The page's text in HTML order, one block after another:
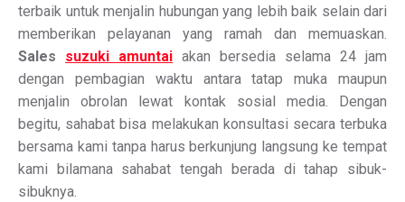
terbaik untuk menjalin hubungan yang lebih baik selain dari
memberikan pelayanan yang ramah dan memuaskan.
Sales suzuki amuntai akan bersedia selama 24 jam
dengan pembagian waktu antara tatap muka maupun
menjalin obrolan lewat kontak sosial media. Dengan
begitu, sahabat bisa melakukan konsultasi secara terbuka
bersama kami tanpa harus berkunjung langsung ke tempat
kami bilamana sahabat tengah berada di tahap sibuk-
sibuknya.